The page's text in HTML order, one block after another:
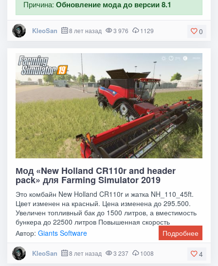
Причина:Обновление мода до версии 8.1
0
KleoSan 8 лет назад 3 976 1129
Мод «New Holland CR110r and header
pack» для Farming Simulator 2019
Это комбайн New Holland CR110r и жатка NH_110_45ft.
Цвет изменен на красный. Цена изменена до 295.500.
Увеличен топливный бак до 1500 литров, а вместимость
бункера до 22500 литров Повышенная скорость
Автор:Giants Software Подробнее
4
KleoSan 8 лет назад 3 237 1008